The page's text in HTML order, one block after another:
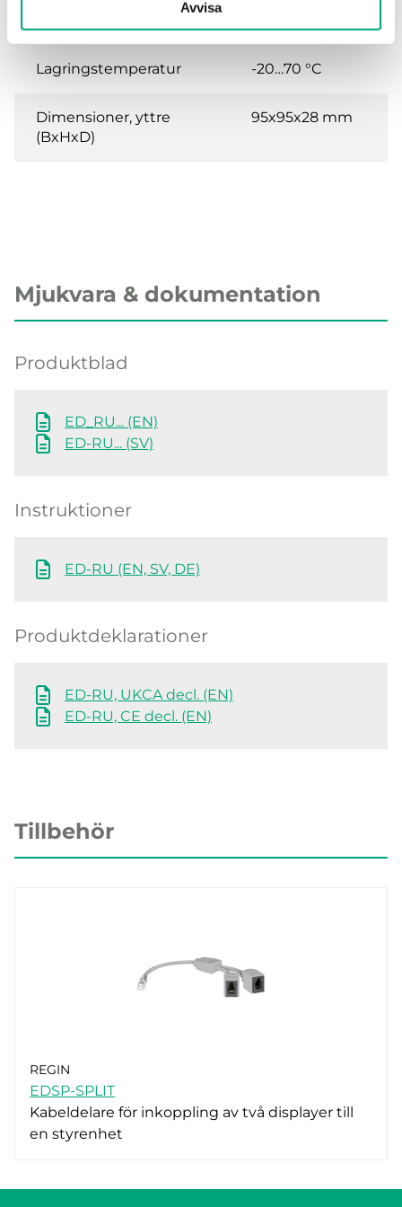
Avvisa
Lagringstemperatur -20…70 °C
Dimensioner, yttre
(BxHxD)
95x95x28 mm
Mjukvara & dokumentation
Produktblad
ED_RU... (EN)
ED-RU... (SV)
Instruktioner
ED-RU (EN, SV, DE)
Produktdeklarationer
ED-RU, UKCA decl. (EN)
ED-RU, CE decl. (EN)
Tillbehör
REGIN
EDSP-SPLIT
Kabeldelare för inkoppling av två displayer till
en styrenhet